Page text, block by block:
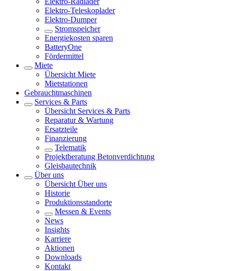
Elektro-Teleskoplader
Elektro-Dumper
Stromspeicher
Energiekosten sparen
BatteryOne
Fördermittel
Miete
Übersicht Miete
Mietstationen
Gebrauchtmaschinen
Services & Parts
Übersicht Services & Parts
Reparatur & Wartung
Ersatzteile
Finanzierung
Telematik
Projektberatung Betonverdichtung
Gleisbautechnik
Über uns
Übersicht Über uns
Historie
Produktionsstandorte
Messen & Events
News
Insights
Karriere
Aktionen
Downloads
Kontakt